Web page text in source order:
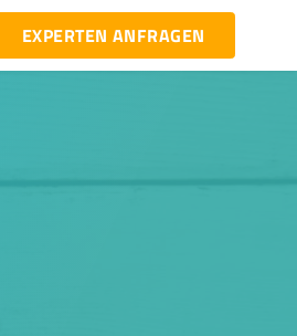
EXPERTEN ANFRAGEN